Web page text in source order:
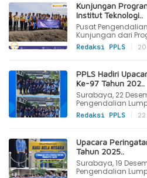
Kunjungan
Institut Teknologi..
Pusat
Kunjungan dari
Redaksi PPLS
PPLS Hadiri
Ke-97 Tahun 202..
Surabaya, 22
Pengendalian
Redaksi PPLS
Upacara
Tahun 2025..
Surabaya, 19
Pengendalian